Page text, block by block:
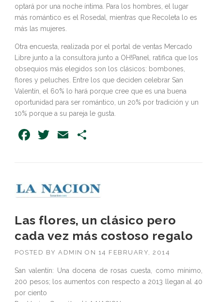
optará por una noche íntima. Para los hombres, el lugar
más romántico es el Rosedal, mientras que Recoleta lo es
más las mujeres.
Otra encuesta, realizada por el portal de ventas Mercado
Libre junto a la consultora junto a OH!Panel, ratifica que los
obsequios más elegidos son los clásicos: bombones,
flores y peluches. Entre los que deciden celebrar San
Valentín, el 60% lo hará porque cree que es una buena
oportunidad para ser romántico, un 20% por tradición y un
10% porque a su pareja le gusta.
Facebook
Twitter
Email
Las flores, un clásico pero
cada vez más costoso regalo
POSTED BY ADMIN ON 14 FEBRUARY, 2014
San valentín: Una docena de rosas cuesta, como mínimo,
200 pesos; los aumentos con respecto a 2013 llegan al 40
por ciento